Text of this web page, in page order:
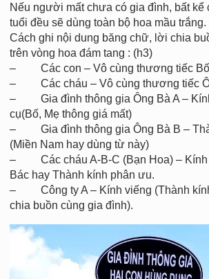
Nếu người mất chưa có gia đình, bất kể
tuổi đều sẽ dùng toàn bộ hoa mầu trắng.
Cách ghi nội dung băng chữ, lời chia
trên vòng hoa đám tang : (h3)
– Các con – Vô cùng thương tiếc
– Các cháu – Vô cùng thương tiếc
– Gia đình thông gia Ông Bà A –
cụ(Bố, Mẹ thông giá mất)
– Gia đình thông gia Ông Bà B –
(Miền Nam hay dùng từ này)
– Các cháu A-B-C (Bạn Hoa) – Kính
Bác hay Thành kính phân ưu.
– Công ty A – Kính viếng (Thành
chia buồn cùng gia đình).